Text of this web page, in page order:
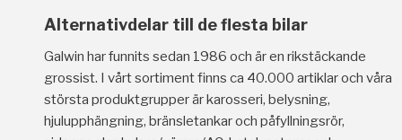
Alternativdelar till de flesta bilar
Galwin har funnits sedan 1986 och är en rikstäckande
grossist. I vårt sortiment finns ca 40.000 artiklar och våra
största produktgrupper är karosseri, belysning,
hjulupphängning, bränsletankar och påfyllningsrör,